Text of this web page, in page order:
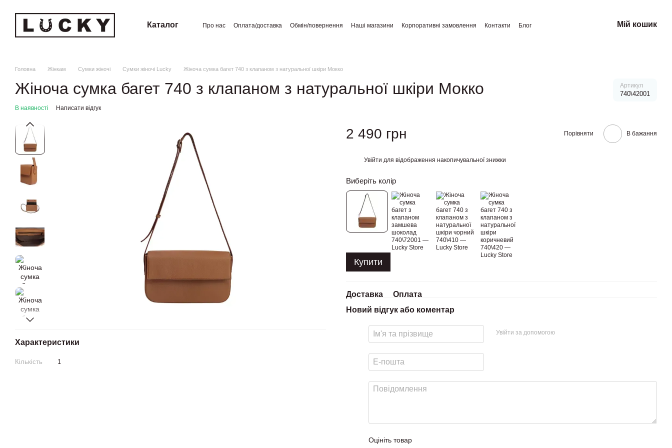
Каталог Про нас Оплата/доставка Обмін/повернення Наші магазини Корпоративні замовлення Контакти
Блог
Мій кошик
Головна Жінкам Сумки жіночі Сумки жіночі Lucky Жіноча сумка багет 740 з клапаном з натуральної шкіри Мокко
Жіноча сумка багет 740 з клапаном з натуральної шкіри Мокко Артикул
740\42001
В наявності Написати відгук
Характеристики
Кількість 1
2 490 грн Порівняти В бажання
Увійти для відображення накопичувальної знижки
Виберіть колір
Купити
Доставка
Оплата
Новий відгук або коментар
Увійти за допомогою
Оцініть товар